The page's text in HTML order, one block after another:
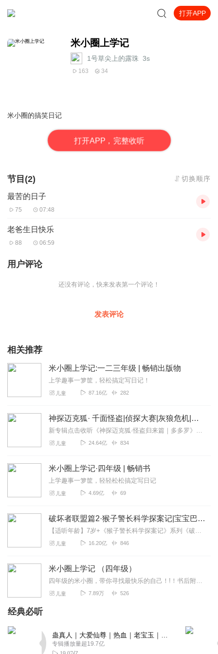
打开APP
米小圈上学记
1号草尖上的露珠_3s
163 34
米小圈的搞笑日记
打开APP，完整收听
节目(2) 切换顺序
最苦的日子
75 07:48
老爸生日快乐
88 06:59
用户评论
还没有评论，快来发表第一个评论！
发表评论
相关推荐
米小圈上学记:一二三年级 | 畅销出版物
上学趣事一箩筐，轻松搞定写日记！
儿童 87.16亿 282
神探迈克狐· 千面怪盗|侦探大赛|灰狼危机|多多罗
新专辑点击收听《神探迈克狐·怪盗归来篇｜多多罗》！！！>>>点击进入主播橱窗购买《神探迈克狐》系列图书吧!<<<多多罗故事【点击前往】收听多多罗其他好玩有趣的故...
儿童 24.64亿 834
米小圈上学记·四年级 | 畅销书
上学趣事一箩筐，轻轻松松搞定写日记
儿童 4.69亿 69
破坏者联盟篇2·猴子警长科学探案记|宝宝巴士故事
【适听年龄】7岁+《猴子警长科学探案记》系列《破坏者联盟篇1·猴子警长科学探案记》>>>《破坏者联盟篇2·猴子警长科学探案记》>>>《破坏者联盟篇3·猴子警长科...
儿童 16.20亿 846
米小圈上学记 （四年级）
四年级的米小圈，带你寻找最快乐的自己！!！书后附有北猫叔叔的作文魔法
儿童 7.89万 526
经典必听
专辑播放量超19.7亿